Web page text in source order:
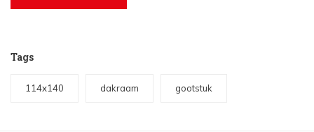
Tags
114x140 dakraam gootstuk